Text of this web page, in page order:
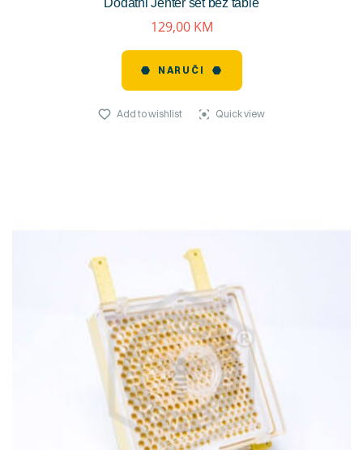
reviews)
129,00 KM
NARUČI
Add to wishlist Quick view